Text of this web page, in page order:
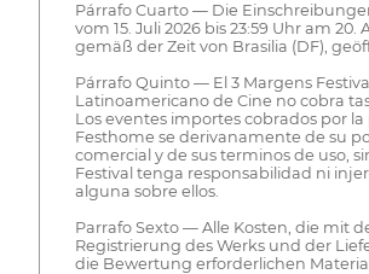
Párrafo Cuarto — Die
vom 15. Juli 2026 bis 23:59 Uhr am 20.
gemäß der Zeit von Brasilia (DF),
Párrafo Quinto — El 3 Margens Festival
Latinoamericano de Cine no cobra
Los eventes importes cobrados por
Festhome se derivanamente de su
comercial y de sus terminos de uso,
Festival tenga responsabilidad ni
alguna sobre ellos.
Parrafo Sexto — Alle Kosten, die mit
Registrierung des Werks und der
die Bewertung erforderlichen